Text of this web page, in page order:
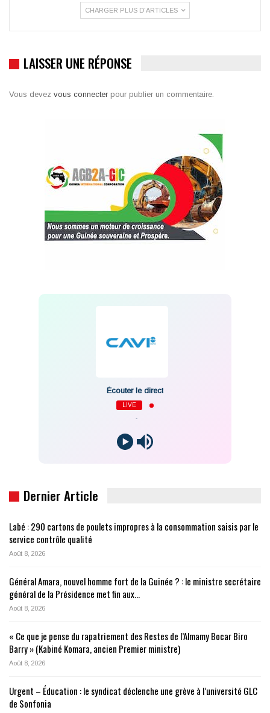
CHARGER PLUS D'ARTICLES
LAISSER UNE RÉPONSE
Vous devez vous connecter pour publier un commentaire.
Écouter le direct
LIVE
Dernier Article
Labé : 290 cartons de poulets impropres à la consommation saisis par le
service contrôle qualité
Août 8, 2026
Général Amara, nouvel homme fort de la Guinée ? : le ministre secrétaire
général de la Présidence met fin aux…
Août 8, 2026
« Ce que je pense du rapatriement des Restes de l’Almamy Bocar Biro
Barry » (Kabiné Komara, ancien Premier ministre)
Août 8, 2026
Urgent – Éducation : le syndicat déclenche une grève à l’université GLC
de Sonfonia